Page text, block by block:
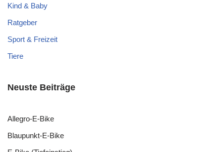
Kind & Baby
Ratgeber
Sport & Freizeit
Tiere
Neuste Beiträge
Allegro-E-Bike
Blaupunkt-E-Bike